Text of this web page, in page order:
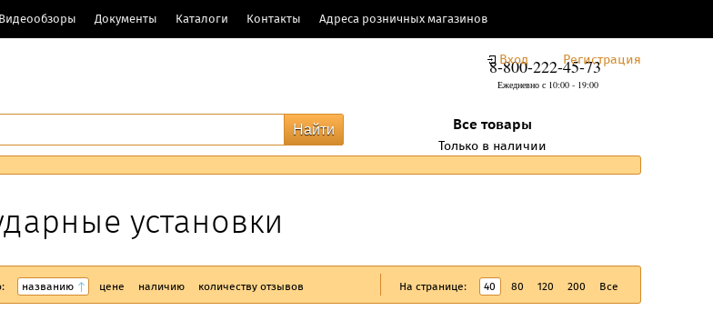
Видеообзоры Документы Каталоги Контакты Адреса розничных магазинов
Вход Регистрация
8-800-222-45-73
Ежедневно с 10:00 - 19:00
Все товары
Только в наличии
установки
названию цене наличию количеству отзывов На странице: 40 80 120 200 Все